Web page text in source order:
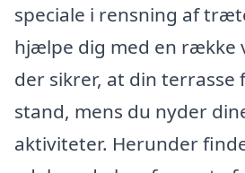
speciale i rensning af
hjælpe dig med en række
der sikrer, at din terrasse
stand, mens du nyder
aktiviteter. Herunder